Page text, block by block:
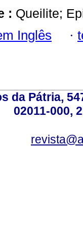
: Queilite;
Inglês ·
da Pátria,
02011-000,